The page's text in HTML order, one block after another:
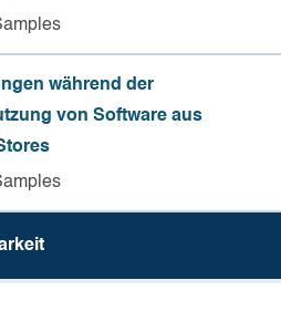
während der
von Software aus